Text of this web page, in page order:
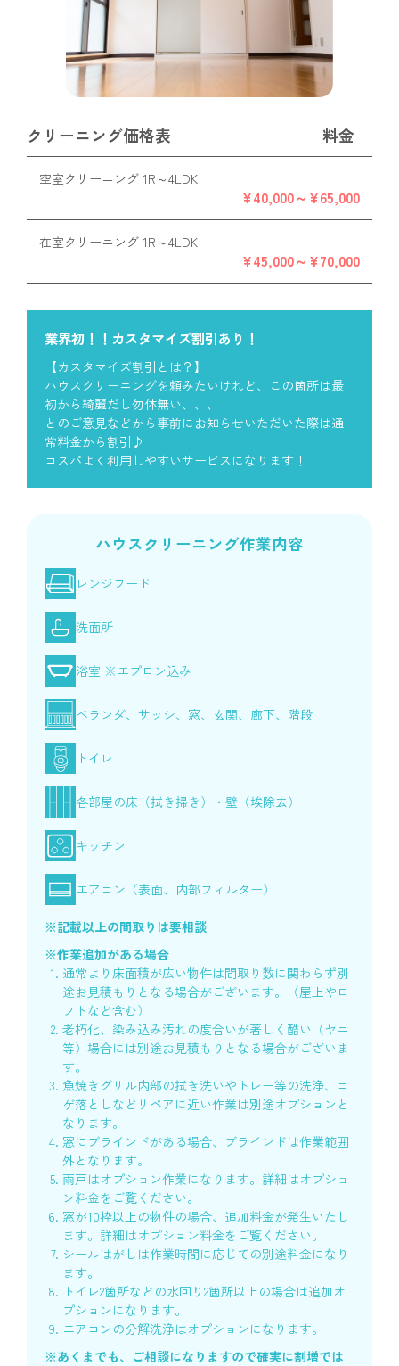
クリーニング価格表 料金
空室クリーニング 1R～4LDK
¥40,000～¥65,000
在室クリーニング 1R～4LDK
¥45,000～¥70,000
業界初！！カスタマイズ割引あり！
【カスタマイズ割引とは？】
ハウスクリーニングを頼みたいけれど、この箇所は最
初から綺麗だし勿体無い、、、
とのご意見などから事前にお知らせいただいた際は通
常料金から割引♪
コスパよく利用しやすいサービスになります！
ハウスクリーニング作業内容
レンジフード
洗面所
浴室 ※エプロン込み
ベランダ、サッシ、窓、玄関、廊下、階段
トイレ
各部屋の床（拭き掃き）・壁（埃除去）
キッチン
エアコン（表面、内部フィルター）
※記載以上の間取りは要相談
※作業追加がある場合
通常より床面積が広い物件は間取り数に関わらず別
途お見積もりとなる場合がございます。（屋上やロ
フトなど含む）
老朽化、染み込み汚れの度合いが著しく酷い（ヤニ
等）場合には別途お見積もりとなる場合がございま
す。
魚焼きグリル内部の拭き洗いやトレー等の洗浄、コ
ゲ落としなどリペアに近い作業は別途オプションと
なります。
窓にブラインドがある場合、ブラインドは作業範囲
外となります。
雨戸はオプション作業になります。詳細はオプショ
ン料金をご覧ください。
窓が10枠以上の物件の場合、追加料金が発生いたし
ます。詳細はオプション料金をご覧ください。
シールはがしは作業時間に応じての別途料金になり
ます。
トイレ2箇所などの水回り2箇所以上の場合は追加オ
プションになります。
エアコンの分解洗浄はオプションになります。
※あくまでも、ご相談になりますので確実に割増では